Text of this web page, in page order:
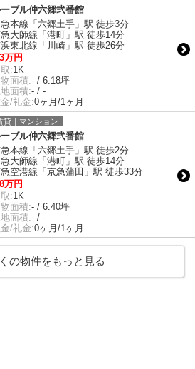
ブル仲六郷弐番館
本線「六郷土手」駅 徒歩3分
大師線「港町」駅 徒歩14分
東北線「川崎」駅 徒歩26分
万円
:1K
面積:- / 6.18坪
面積:- / -
/礼金:0ヶ月/1ヶ月
貸｜マンション
ブル仲六郷弐番館
本線「六郷土手」駅 徒歩2分
大師線「港町」駅 徒歩14分
空港線「京急蒲田」駅 徒歩33分
万円
:1K
面積:- / 6.40坪
面積:- / -
/礼金:0ヶ月/1ヶ月
の物件をもっと見る